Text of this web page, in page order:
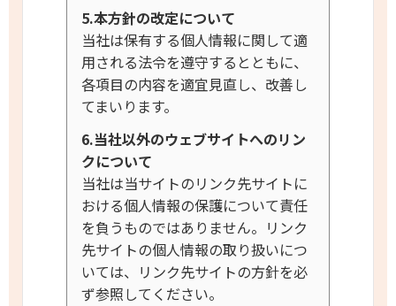
5.本方針の改定について
当社は保有する個人情報に関して適
用される法令を遵守するとともに、
各項目の内容を適宜見直し、改善し
てまいります。
6.当社以外のウェブサイトへのリン
クについて
当社は当サイトのリンク先サイトに
おける個人情報の保護について責任
を負うものではありません。リンク
先サイトの個人情報の取り扱いにつ
いては、リンク先サイトの方針を必
ず参照してください。